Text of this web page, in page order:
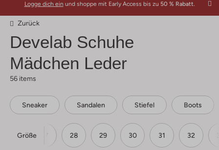
Logge dich ein und shoppe mit Early Access bis zu 50 % Rabatt.
Zurück
Develab Schuhe
Mädchen Leder
56 items
Sneaker Sandalen Stiefel Boots
Größe
26 27 28 29 30 31 32